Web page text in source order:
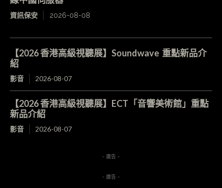
資訊保安 2026-08-08
【2026 香港高級視聽展】Soundwave 重點新品介
紹
影音 2026-08-07
【2026 香港高級視聽展】ECT「音響美術館」重點
新品介紹
影音 2026-08-07
- 廣告 -
- 廣告 -